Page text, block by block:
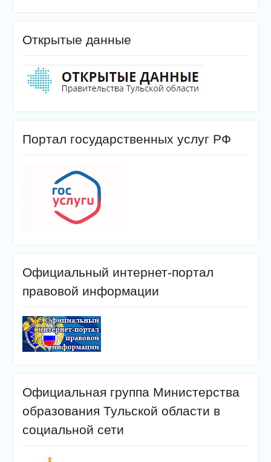
Открытые данные
Портал государственных услуг РФ
Официальный интернет-портал
правовой информации
Официальная группа Министерства
образования Тульской области в
социальной сети